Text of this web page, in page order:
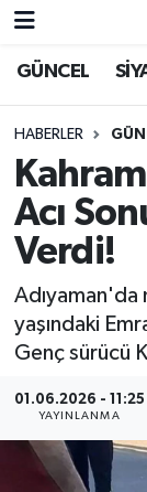
GÜNCEL
HABERLER
Acı
Verdi!
yaşındaki
Genç sürücü
01.06.2026 - 11:25
YAYINLANMA
GÜNCEL
SİYASET
EKONOMİ
SPOR
YAŞAM
SAĞLIK
EĞİTİM
Nöbetçi
Hava
Trafik
Süper Lig
Tüm
Son
Haber